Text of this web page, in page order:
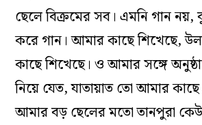
ছেলে বিক্রমের সব। এমনি গান
করে গান। আমার কাছে শিখেছে,
কাছে শিখেছে। ও আমার সঙ্গে
নিয়ে যেত, যাতায়াত তো আমার কাছে
আমার বড় ছেলের মতো তানপুরা